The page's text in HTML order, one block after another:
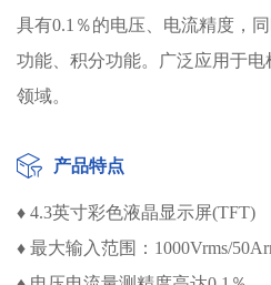
具有0.1％的电压、电流精度，
功能、积分功能。广泛应用于
领域。
产品特点
♦ 4.3英寸彩色液晶显示屏(TFT)
♦ 最大输入范围：1000Vrms/